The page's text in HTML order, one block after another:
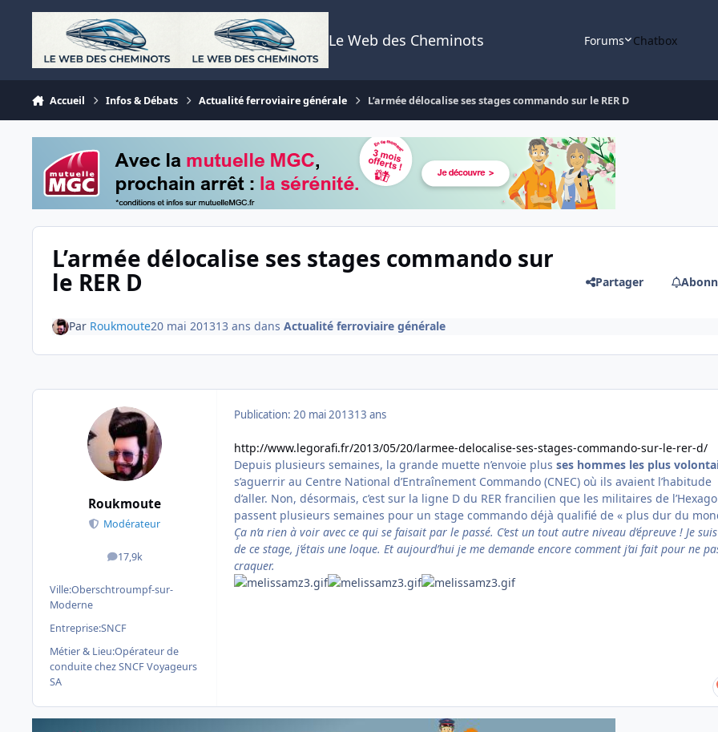
Aller au contenu
Le Web des Cheminots Forums Chatbox
Accueil Infos & Débats Actualité ferroviaire générale L’armée délocalise ses stages commando sur le RER D
L’armée délocalise ses stages commando sur
le RER D Partager
Par Roukmoute20 mai 201313 ans dans Actualité ferroviaire générale
Roukmoute
Modérateur
17,9k
messages
Ville:Oberschtroumpf-sur-
Moderne
Entreprise:SNCF
Métier & Lieu:Opérateur de
conduite chez SNCF Voyageurs
SA
Publication: 20 mai 201313 ans
http://www.legorafi.fr/2013/05/20/larmee-delocalise-ses-stages-commando-sur-le-rer-d/
Depuis plusieurs semaines, la grande muette n’envoie plus ses hommes les plus
s’aguerrir au Centre National d’Entraînement Commando (CNEC) où ils avaient l’habitude
d’aller. Non, désormais, c’est sur la ligne D du RER francilien que les militaires de
passent plusieurs semaines pour un stage commando déjà qualifié de « plus dur du
Ça n’a rien à voir avec ce qui se faisait par le passé. C’est un tout autre niveau d’épreuve ! Je
de ce stage, j’étais une loque. Et aujourd’hui je me demande encore comment j’ai fait pour ne
craquer.